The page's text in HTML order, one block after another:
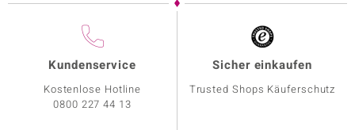
Kundenservice
Kostenlose Hotline
0800 227 44 13
Sicher einkaufen
Trusted Shops Käuferschutz